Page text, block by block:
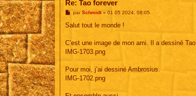
Re: Tao forever
M
s
g
par Schmidt» 01 05 2024, 08:05
Salut tout le monde !
C’est une image de mon ami. Il a dessiné Tao.
IMG-1703.png
Pour moi, j’ai dessiné Ambrosius.
IMG-1702.png